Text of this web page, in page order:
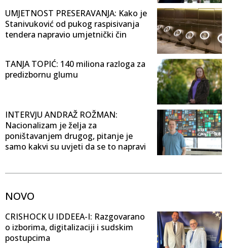
UMJETNOST PRESERAVANJA: Kako je
Stanivuković od pukog raspisivanja
tendera napravio umjetnički čin
TANJA TOPIĆ: 140 miliona razloga za
predizbornu glumu
INTERVJU ANDRAŽ ROŽMAN:
Nacionalizam je želja za
poništavanjem drugog, pitanje je
samo kakvi su uvjeti da se to napravi
NOVO
CRISHOCK U IDDEEA-I: Razgovarano
o izborima, digitalizaciji i sudskim
postupcima